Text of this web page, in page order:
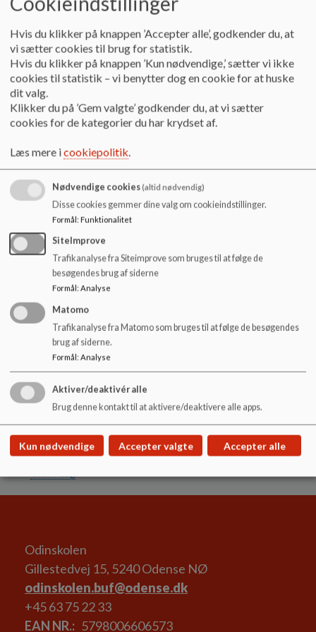
Sidste nyt
Børnemijø
Skolestart 24/25
Ungemiljø
Vores skole
Skolens nøgletal
Undervisningsmiljøvurdering
Trivsels- og mobbepolitik
Ordensregler
Sorgplan
Mobiltelefonpolitik
Skolens vision
Kvalitetsudvikling - Odinskolen
Ferieplan
Pædagogisk Læringscenter (PLC)
Mad på skolen
Offentliggørelse af vores nye fælles navn
SFO
Forårs SFO
Pædagogisk læreplan SFO
Skolebestyrelsen
Skolebestyrelsens medlemmer
Referat af Skolebestyrelse møder
Referater 2022/2023
Referater 2024/2025
Galleri
Indvielse af Galaksestien
Odinskolen
Gillestedvej 15, 5240 Odense NØ
odinskolen.buf@odense.dk
+45 63 75 22 33
EAN NR.
5798006606573
Hvis du klikker på knappen ’Accepter alle’, godkender du, at
vi sætter cookies til brug for statistik.
Hvis du klikker på knappen ’Kun nødvendige,’ sætter vi ikke
cookies til statistik – vi benytter dog en cookie for at huske
dit valg.
Klikker du på ’Gem valgte’ godkender du, at vi sætter
cookies for de kategorier du har krydset af.
Læs mere icookiepolitik.
Nødvendige cookies(altid nødvendig)
Disse cookies gemmer dine valg om cookieindstillinger.
Formål: Funktionalitet
SiteImprove
Trafikanalyse fra Siteimprove som bruges til at følge de
besøgendes brug af siderne
Formål : Analyse
Matomo
Trafikanalyse fra Matomo som bruges til at følge de besøgendes
brug af siderne.
Formål: Analyse
Aktiver/deaktivér alle
Brug denne kontakt til at aktivere/deaktivere alle apps.
Kun nødvendige Accepter valgte Accepter alle